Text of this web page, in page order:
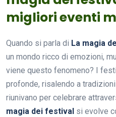
migliori eventi
Quando si parla di La magia
un mondo ricco di emozioni,
viene questo fenomeno? I
profonde, risalendo a
riunivano per celebrare
magia dei festival si evolve